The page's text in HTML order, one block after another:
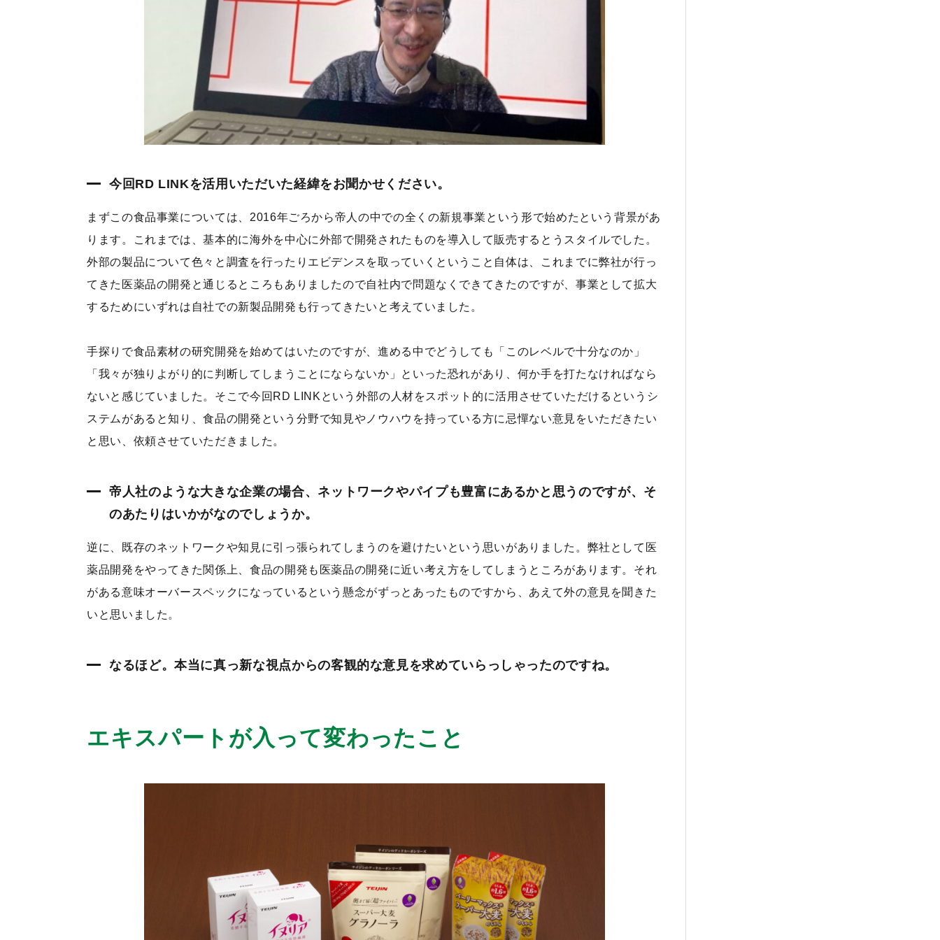
今回RD LINKを活用いただいた経緯をお聞かせください。
まずこの食品事業については、2016年ごろから帝人の中での全くの新規事業という形で始めたという背景があ
ります。これまでは、基本的に海外を中心に外部で開発されたものを導入して販売するとうスタイルでした。
外部の製品について色々と調査を行ったりエビデンスを取っていくということ自体は、これまでに弊社が行っ
てきた医薬品の開発と通じるところもありましたので自社内で問題なくできてきたのですが、事業として拡大
するためにいずれは自社での新製品開発も行ってきたいと考えていました。
手探りで食品素材の研究開発を始めてはいたのですが、進める中でどうしても「このレベルで十分なのか」
「我々が独りよがり的に判断してしまうことにならないか」といった恐れがあり、何か手を打たなければなら
ないと感じていました。そこで今回RD LINKという外部の人材をスポット的に活用させていただけるというシ
ステムがあると知り、食品の開発という分野で知見やノウハウを持っている方に忌憚ない意見をいただきたい
と思い、依頼させていただきました。
帝人社のような大きな企業の場合、ネットワークやパイプも豊富にあるかと思うのですが、そ
のあたりはいかがなのでしょうか。
逆に、既存のネットワークや知見に引っ張られてしまうのを避けたいという思いがありました。弊社として医
薬品開発をやってきた関係上、食品の開発も医薬品の開発に近い考え方をしてしまうところがあります。それ
がある意味オーバースペックになっているという懸念がずっとあったものですから、あえて外の意見を聞きた
いと思いました。
なるほど。本当に真っ新な視点からの客観的な意見を求めていらっしゃったのですね。
エキスパートが入って変わったこと